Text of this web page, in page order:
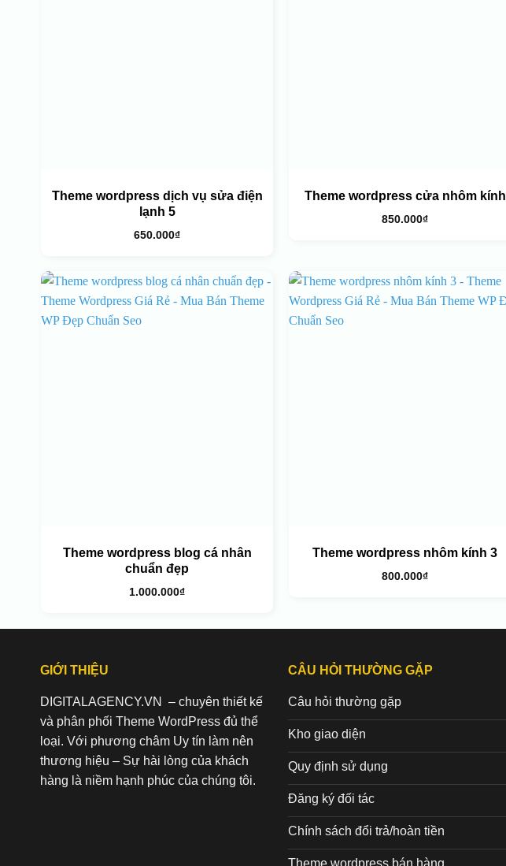
Theme wordpress dịch vụ sửa điện
lạnh 5
650.000₫
Theme wordpress cửa nhôm kính
850.000₫
Theme wordpress blog cá nhân
chuẩn đẹp
1.000.000₫
Theme wordpress nhôm kính 3
800.000₫
GIỚI THIỆU
DIGITALAGENCY.VN – chuyên thiết kế
và phân phối Theme WordPress đủ thể
loại. Với phương châm Uy tín làm nên
thương hiệu – Sự hài lòng của khách
hàng là niềm hạnh phúc của chúng tôi.
CÂU HỎI THƯỜNG GẶP
Câu hỏi thường gặp
Kho giao diện
Quy định sử dụng
Đăng ký đối tác
Chính sách đổi trả/hoàn tiền
Theme wordpress bán hàng